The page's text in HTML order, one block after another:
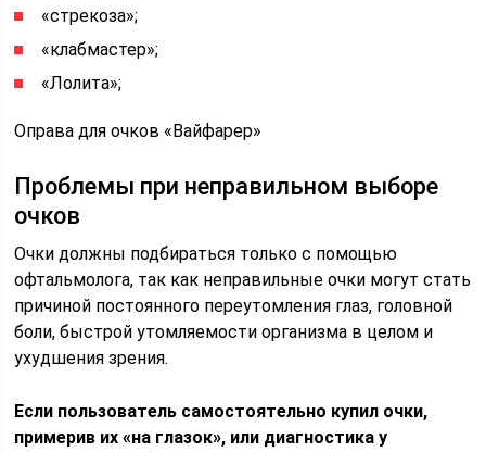
«стрекоза»;
«клабмастер»;
«Лолита»;
Оправа для очков «Вайфарер»
Проблемы при неправильном выборе
очков
Очки должны подбираться только с помощью
офтальмолога, так как неправильные очки могут стать
причиной постоянного переутомления глаз, головной
боли, быстрой утомляемости организма в целом и
ухудшения зрения.
Если пользователь самостоятельно купил очки,
примерив их «на глазок», или диагностика у